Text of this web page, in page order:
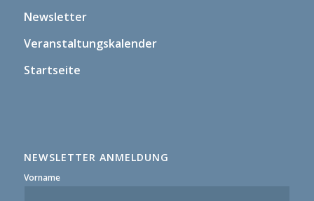
Newsletter
Veranstaltungskalender
Startseite
NEWSLETTER ANMELDUNG
Vorname